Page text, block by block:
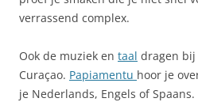
verrassend complex.
Ook de muziek en taal dragen
Curaçao. Papiamentu hoor je
je Nederlands, Engels of